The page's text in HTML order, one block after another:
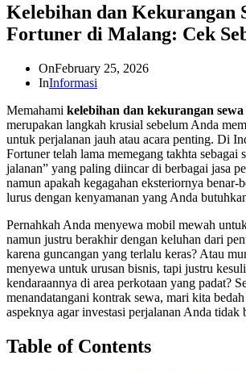
Kelebihan dan Kekurangan
Fortuner di Malang: Cek
OnFebruary 25, 2026
InInformasi
Memahami kelebihan dan kekurangan
merupakan langkah krusial sebelum Anda
untuk perjalanan jauh atau acara penting. Di
Fortuner telah lama memegang takhta sebagai
jalanan” yang paling diincar di berbagai jasa
namun apakah kegagahan eksteriornya benar-
lurus dengan kenyamanan yang Anda
Pernahkah Anda menyewa mobil mewah
namun justru berakhir dengan keluhan dari
karena guncangan yang terlalu keras? Atau
menyewa untuk urusan bisnis, tapi justru
kendaraannya di area perkotaan yang padat?
menandatangani kontrak sewa, mari kita
aspeknya agar investasi perjalanan Anda tidak
Table of Contents